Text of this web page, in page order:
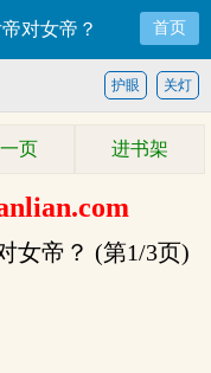
对女帝？ 首页
关灯
护眼
页 进书架
女帝？ (第1/3页)